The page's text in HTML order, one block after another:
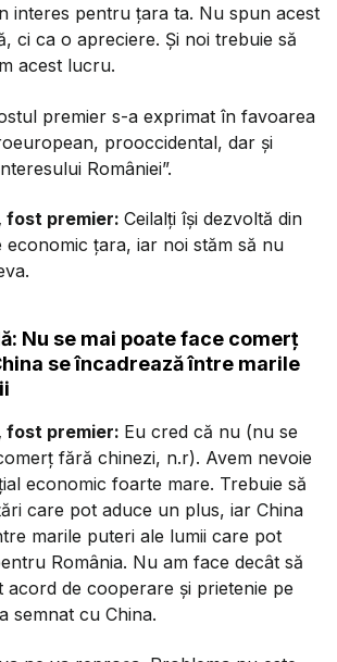
interes pentru țara ta. Nu spun acest
ci ca o apreciere. Și noi trebuie să
acest lucru.
premier s-a exprimat în favoarea
prooccidental, dar și
României”.
fost premier: Ceilalți își dezvoltă din
economic țara, iar noi stăm să nu
Nu se mai poate face comerț
se încadrează între marile
fost premier: Eu cred că nu (nu se
fără chinezi, n.r). Avem nevoie
economic foarte mare. Trebuie să
care pot aduce un plus, iar China
marile puteri ale lumii care pot
România. Nu am face decât să
acord de cooperare și prietenie pe
semnat cu China.